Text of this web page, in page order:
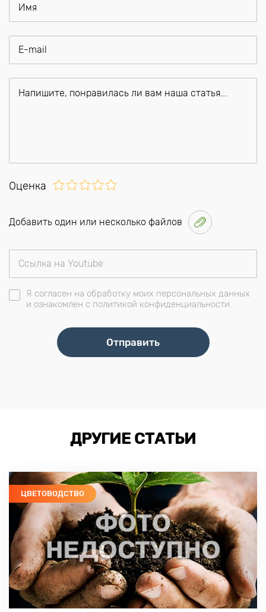
Оценка
Добавить один или несколько файлов
Я согласен на обработку моих персональных данных
и ознакомлен с политикой конфиденциальности.
ДРУГИЕ СТАТЬИ
ЦВЕТОВОДСТВО